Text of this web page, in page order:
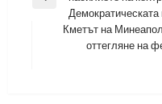
Previous
Кметът на
оттегляне на